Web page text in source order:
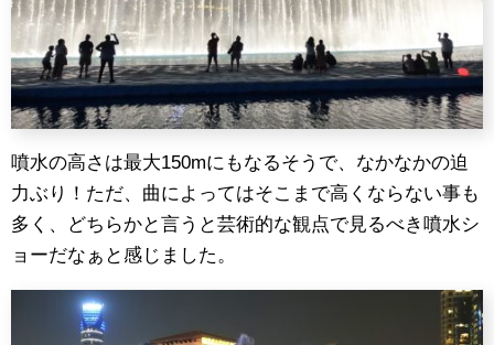
噴水の高さは最大150mにもなるそうで、なかなかの迫
力ぶり！ただ、曲によってはそこまで高くならない事も
多く、どちらかと言うと芸術的な観点で見るべき噴水シ
ョーだなぁと感じました。